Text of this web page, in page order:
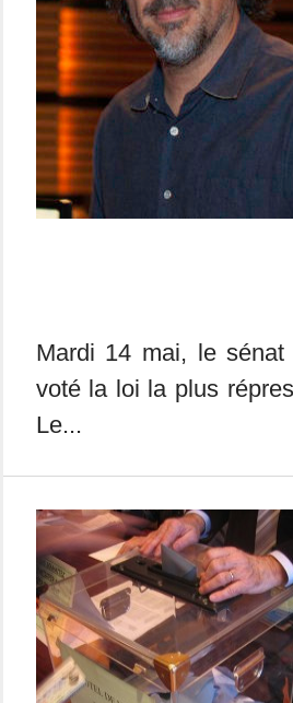
Mardi 14 mai, le sénat
voté la loi la plus
Le...